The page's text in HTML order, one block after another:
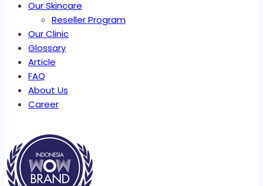
Our Skincare
Reseller Program
Our Clinic
Glossary
Article
FAQ
About Us
Career